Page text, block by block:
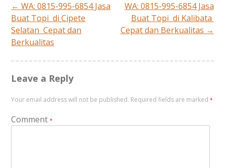
Post
navigation
← WA: 0815-995-6854 Jasa
Buat Topi di Cipete
Selatan Cepat dan
Berkualitas
WA: 0815-995-6854 Jasa
Buat Topi di Kalibata
Cepat dan Berkualitas →
Leave a Reply
Your email address will not be published. Required fields are marked*
Comment*